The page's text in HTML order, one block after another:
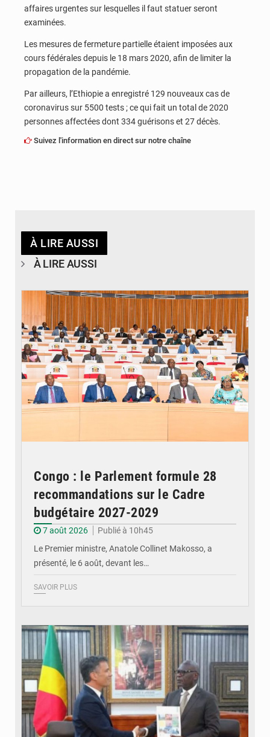
affaires urgentes sur lesquelles il faut statuer seront
examinées.
Les mesures de fermeture partielle étaient imposées aux
cours fédérales depuis le 18 mars 2020, afin de limiter la
propagation de la pandémie.
Par ailleurs, l’Ethiopie a enregistré 129 nouveaux cas de
coronavirus sur 5500 tests ; ce qui fait un total de 2020
personnes affectées dont 334 guérisons et 27 décès.
Suivez l'information en direct sur notre chaîne
À LIRE AUSSI
À LIRE AUSSI
Congo : le Parlement formule 28
recommandations sur le Cadre
budgétaire 2027-2029
7 août 2026
Publié à 10h45
Le Premier ministre, Anatole Collinet Makosso, a
présenté, le 6 août, devant les…
SAVOIR PLUS